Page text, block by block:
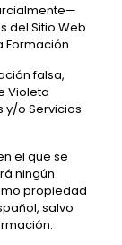
del Sitio Web
Formación.
falsa,
Violeta
y/o Servicios
el que se
ningún
propiedad
salvo
.